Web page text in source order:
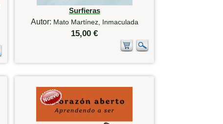
Surfieras
Autor: Mato Martínez, Inmaculada
15,00 €